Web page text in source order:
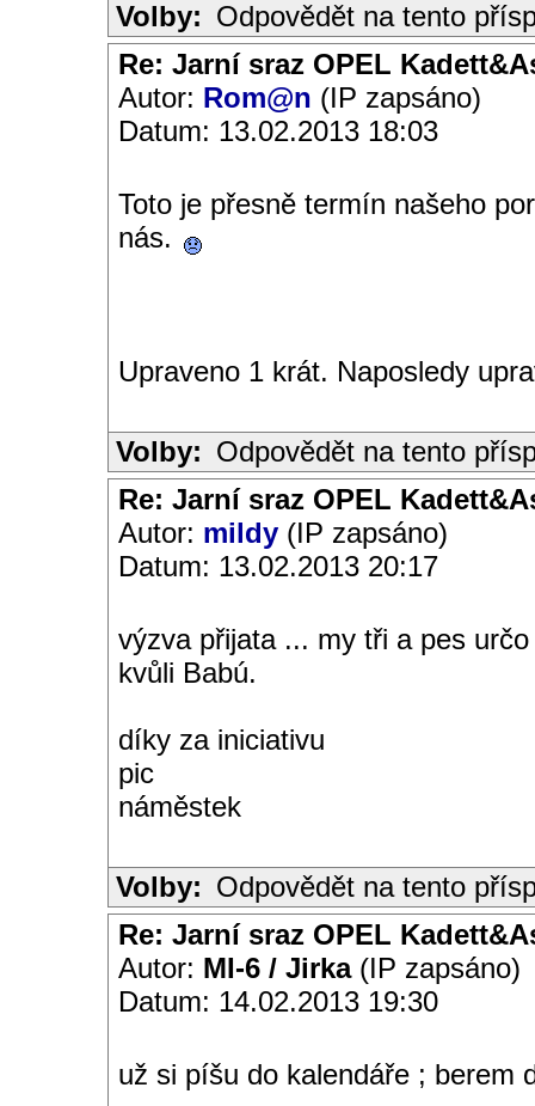
Volby: Odpovědět na tento
Re: Jarní sraz OPEL
Autor: Rom@n (IP zapsáno)
Datum: 13.02.2013 18:03
Toto je přesně termín našeho
nás.
Upraveno 1 krát. Naposledy
Volby: Odpovědět na tento
Re: Jarní sraz OPEL
Autor: mildy (IP zapsáno)
Datum: 13.02.2013 20:17
výzva přijata ... my tři a pes
kvůli Babú.
díky za iniciativu
pic
náměstek
Volby: Odpovědět na tento
Re: Jarní sraz OPEL
Autor: MI-6 / Jirka(IP zapsáno)
Datum: 14.02.2013 19:30
už si píšu do kalendáře ; berem